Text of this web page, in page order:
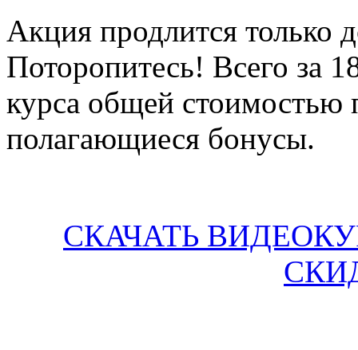
Акция продлится только
Поторопитесь! Всего за
курса общей стоимостью
полагающиеся бонусы.
СКАЧАТЬ